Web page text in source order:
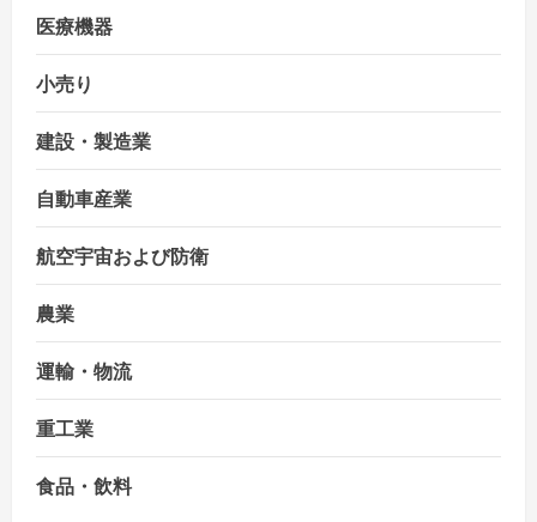
医療機器
小売り
建設・製造業
自動車産業
航空宇宙および防衛
農業
運輸・物流
重工業
食品・飲料